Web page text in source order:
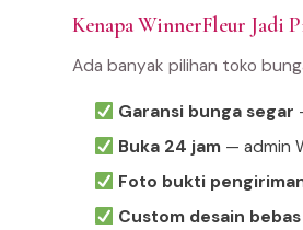
Kenapa WinnerFleur Jadi
Ada banyak pilihan toko
Garansi bunga segar
Buka 24 jam— admin
Foto bukti
Custom desain bebas